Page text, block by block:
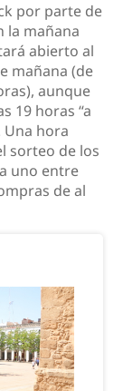
por parte de
la mañana
abierto al
mañana (de
aunque
19 horas “a
Una hora
sorteo de los
uno entre
de al